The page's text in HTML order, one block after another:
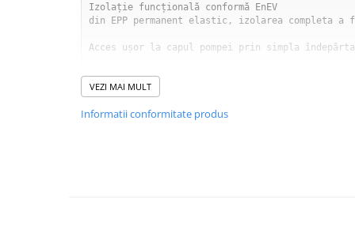
Izolație funcțională conformă EnEV
din EPP permanent elastic, izolarea completa
Acces ușor la capul pompei prin simpla
Frână gravitațională în conducta de retur
Poate fi configurat, 200 mm WS, cu arc, prin
Înainte dreapta = standard
VEZI MAI MULT
Informatii conformitate produs